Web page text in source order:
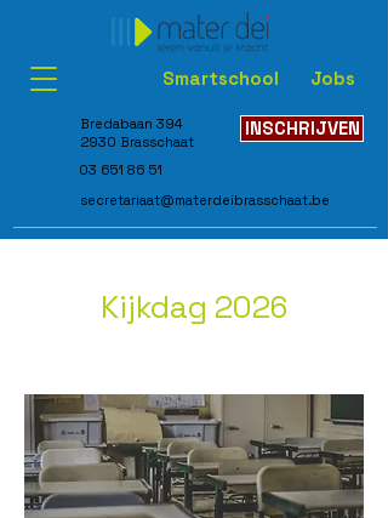
Smartschool Jobs
INSCHRIJVEN
Bredabaan 394
2930 Brasschaat
secretariaat@materdeibrasschaat.be
03 651 86 51
Kijkdag 2026